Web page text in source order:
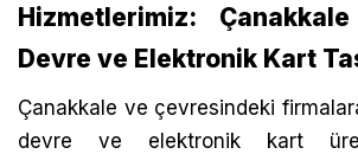
Hizmetlerimiz:
Devre ve Elektronik Kart
Çanakkale ve çevresindeki
devre ve elektronik kart